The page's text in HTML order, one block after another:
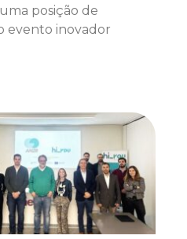
posição de
evento inovador